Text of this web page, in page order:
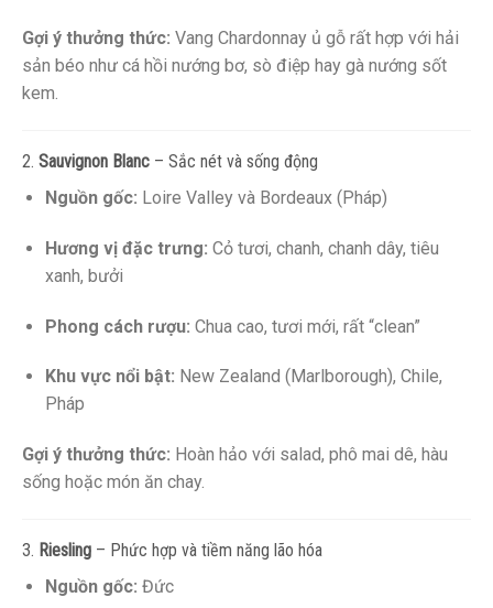
Gợi ý thưởng thức: Vang Chardonnay ủ gỗ rất hợp với hải
sản béo như cá hồi nướng bơ, sò điệp hay gà nướng sốt
kem.
2. Sauvignon Blanc – Sắc nét và sống động
Nguồn gốc: Loire Valley và Bordeaux (Pháp)
Hương vị đặc trưng: Cỏ tươi, chanh, chanh dây, tiêu
xanh, bưởi
Phong cách rượu: Chua cao, tươi mới, rất “clean”
Khu vực nổi bật: New Zealand (Marlborough), Chile,
Pháp
Gợi ý thưởng thức: Hoàn hảo với salad, phô mai dê, hàu
sống hoặc món ăn chay.
3. Riesling – Phức hợp và tiềm năng lão hóa
Nguồn gốc: Đức